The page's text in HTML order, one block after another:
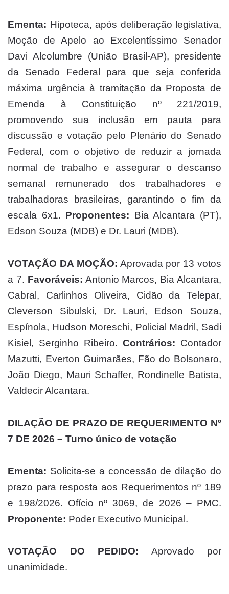
Ementa: Hipoteca, após deliberação legislativa,
Moção de Apelo ao Excelentíssimo Senador
Davi Alcolumbre (União Brasil-AP), presidente
da Senado Federal para que seja conferida
máxima urgência à tramitação da Proposta de
Emenda à Constituição nº 221/2019,
promovendo sua inclusão em pauta para
discussão e votação pelo Plenário do Senado
Federal, com o objetivo de reduzir a jornada
normal de trabalho e assegurar o descanso
semanal remunerado dos trabalhadores e
trabalhadoras brasileiras, garantindo o fim da
escala 6x1. Proponentes: Bia Alcantara (PT),
Edson Souza (MDB) e Dr. Lauri (MDB).
VOTAÇÃO DA MOÇÃO: Aprovada por 13 votos
a 7. Favoráveis: Antonio Marcos, Bia Alcantara,
Cabral, Carlinhos Oliveira, Cidão da Telepar,
Cleverson Sibulski, Dr. Lauri, Edson Souza,
Espínola, Hudson Moreschi, Policial Madril, Sadi
Kisiel, Serginho Ribeiro. Contrários: Contador
Mazutti, Everton Guimarães, Fão do Bolsonaro,
João Diego, Mauri Schaffer, Rondinelle Batista,
Valdecir Alcantara.
DILAÇÃO DE PRAZO DE REQUERIMENTO Nº
7 DE 2026 – Turno único de votação
Ementa: Solicita-se a concessão de dilação do
prazo para resposta aos Requerimentos nº 189
e 198/2026. Ofício nº 3069, de 2026 – PMC.
Proponente: Poder Executivo Municipal.
VOTAÇÃO DO PEDIDO: Aprovado por
unanimidade.